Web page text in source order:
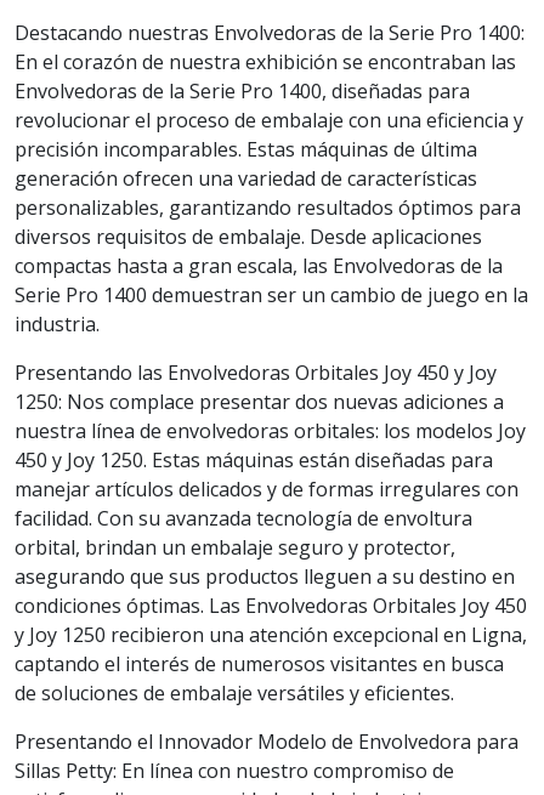
Destacando nuestras Envolvedoras de la Serie Pro 1400:
En el corazón de nuestra exhibición se encontraban las
Envolvedoras de la Serie Pro 1400, diseñadas para
revolucionar el proceso de embalaje con una eficiencia y
precisión incomparables. Estas máquinas de última
generación ofrecen una variedad de características
personalizables, garantizando resultados óptimos para
diversos requisitos de embalaje. Desde aplicaciones
compactas hasta a gran escala, las Envolvedoras de la
Serie Pro 1400 demuestran ser un cambio de juego en la
industria.
Presentando las Envolvedoras Orbitales Joy 450 y Joy
1250: Nos complace presentar dos nuevas adiciones a
nuestra línea de envolvedoras orbitales: los modelos Joy
450 y Joy 1250. Estas máquinas están diseñadas para
manejar artículos delicados y de formas irregulares con
facilidad. Con su avanzada tecnología de envoltura
orbital, brindan un embalaje seguro y protector,
asegurando que sus productos lleguen a su destino en
condiciones óptimas. Las Envolvedoras Orbitales Joy 450
y Joy 1250 recibieron una atención excepcional en Ligna,
captando el interés de numerosos visitantes en busca
de soluciones de embalaje versátiles y eficientes.
Presentando el Innovador Modelo de Envolvedora para
Sillas Petty: En línea con nuestro compromiso de